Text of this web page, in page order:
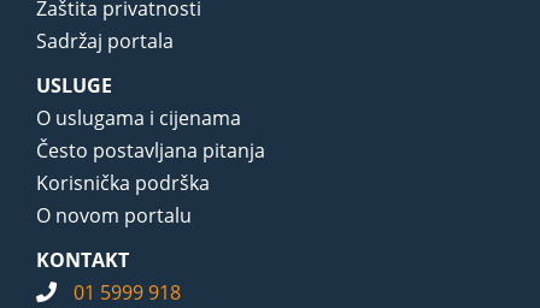
Zaštita privatnosti
Sadržaj portala
USLUGE
O uslugama i cijenama
Često postavljana pitanja
Korisnička podrška
O novom portalu
KONTAKT
01 5999 918